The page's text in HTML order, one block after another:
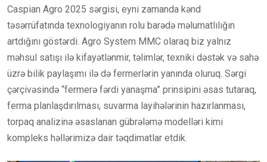
Caspian Agro 2025 sərgisi, eyni zamanda kənd
təsərrüfatında texnologiyanın rolu barədə məlumatlılığın
artdığını göstərdi. Agro System MMC olaraq biz yalnız
məhsul satışı ilə kifayətlənmir, təlimlər, texniki dəstək və sahə
üzrə bilik paylaşımı ilə də fermerlərin yanında oluruq. Sərgi
çərçivəsində “fermerə fərdi yanaşma” prinsipini əsas tutaraq,
ferma planlaşdırılması, suvarma layihələrinin hazırlanması,
torpaq analizinə əsaslanan gübrələmə modelləri kimi
kompleks həllərimizə dair təqdimatlar etdik.